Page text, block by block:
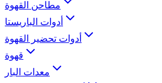
مطاحن القهوة
أدوات الباريستا
أدوات تحضير القهوة
قهوة
معدات البار